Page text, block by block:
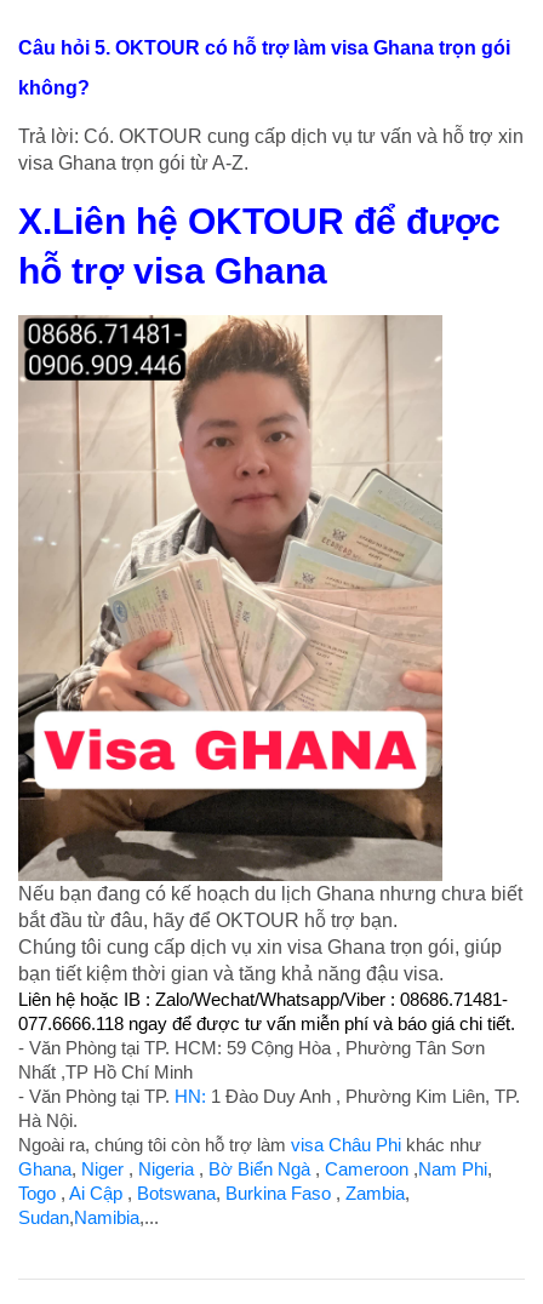
Câu hỏi 5. OKTOUR có hỗ trợ làm visa Ghana trọn gói
không?
Trả lời: Có. OKTOUR cung cấp dịch vụ tư vấn và hỗ trợ xin
visa Ghana trọn gói từ A-Z.
X.Liên hệ OKTOUR để được
hỗ trợ visa Ghana
Nếu bạn đang có kế hoạch du lịch Ghana nhưng chưa biết
bắt đầu từ đâu, hãy để OKTOUR hỗ trợ bạn.
Chúng tôi cung cấp dịch vụ xin visa Ghana trọn gói, giúp
bạn tiết kiệm thời gian và tăng khả năng đậu visa.
Liên hệ hoặc IB : Zalo/Wechat/Whatsapp/Viber : 08686.71481-
077.6666.118 ngay để được tư vấn miễn phí và báo giá chi tiết.
- Văn Phòng tại TP. HCM: 59 Cộng Hòa , Phường Tân Sơn
Nhất ,TP Hồ Chí Minh
- Văn Phòng tại TP. HN: 1 Đào Duy Anh , Phường Kim Liên, TP.
Hà Nội.
Ngoài ra, chúng tôi còn hỗ trợ làm visa Châu Phi khác như
Ghana, Niger , Nigeria , Bờ Biển Ngà , Cameroon ,Nam Phi,
Togo , Ai Cập , Botswana, Burkina Faso , Zambia,
Sudan,Namibia,...